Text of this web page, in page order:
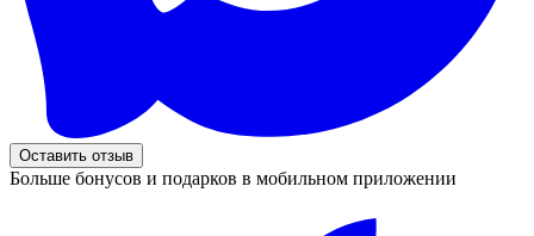
Оставить отзыв
Больше бонусов и подарков в мобильном приложении